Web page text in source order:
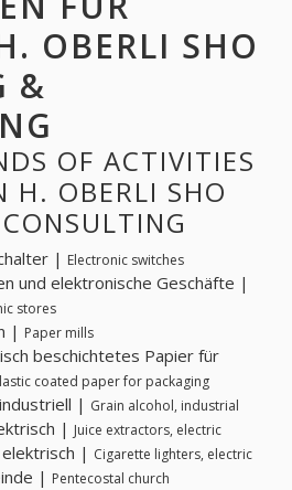
OBERLI SHO
&
OF ACTIVITIES
H. OBERLI SHO
| Electronic switches
und elektronische Geschäfte |
stores
| Paper mills
beschichtetes Papier für
coated paper for packaging
| Grain alcohol, industrial
| Juice extractors, electric
| Cigarette lighters, electric
| Pentecostal church